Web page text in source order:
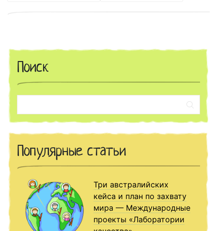
Поиск
Популярные статьи
Три австралийских
кейса и план по захвату
мира — Международные
проекты «Лаборатории